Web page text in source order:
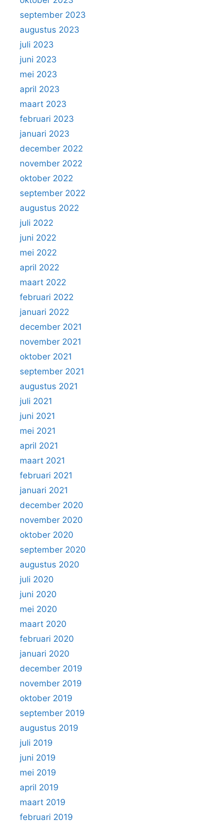
september 2023
augustus 2023
juli 2023
juni 2023
mei 2023
april 2023
maart 2023
februari 2023
januari 2023
december 2022
november 2022
oktober 2022
september 2022
augustus 2022
juli 2022
juni 2022
mei 2022
april 2022
maart 2022
februari 2022
januari 2022
december 2021
november 2021
oktober 2021
september 2021
augustus 2021
juli 2021
juni 2021
mei 2021
april 2021
maart 2021
februari 2021
januari 2021
december 2020
november 2020
oktober 2020
september 2020
augustus 2020
juli 2020
juni 2020
mei 2020
maart 2020
februari 2020
januari 2020
december 2019
november 2019
oktober 2019
september 2019
augustus 2019
juli 2019
juni 2019
mei 2019
april 2019
maart 2019
februari 2019